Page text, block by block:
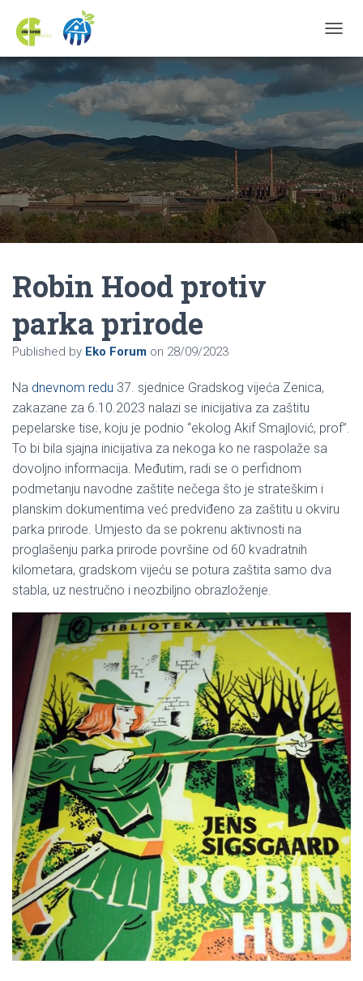
Robin Hood protiv
parka prirode
Published by Eko Forum on 28/09/2023
Na dnevnom redu 37. sjednice Gradskog vijeća Zenica,
zakazane za 6.10.2023 nalazi se inicijativa za zaštitu
pepelarske tise, koju je podnio “ekolog Akif Smajlović, prof”.
To bi bila sjajna inicijativa za nekoga ko ne raspolaže sa
dovoljno informacija. Međutim, radi se o perfidnom
podmetanju navodne zaštite nečega što je strateškim i
planskim dokumentima već predviđeno za zaštitu u okviru
parka prirode. Umjesto da se pokrenu aktivnosti na
proglašenju parka prirode površine od 60 kvadratnih
kilometara, gradskom vijeću se potura zaštita samo dva
stabla, uz nestručno i neozbiljno obrazloženje.